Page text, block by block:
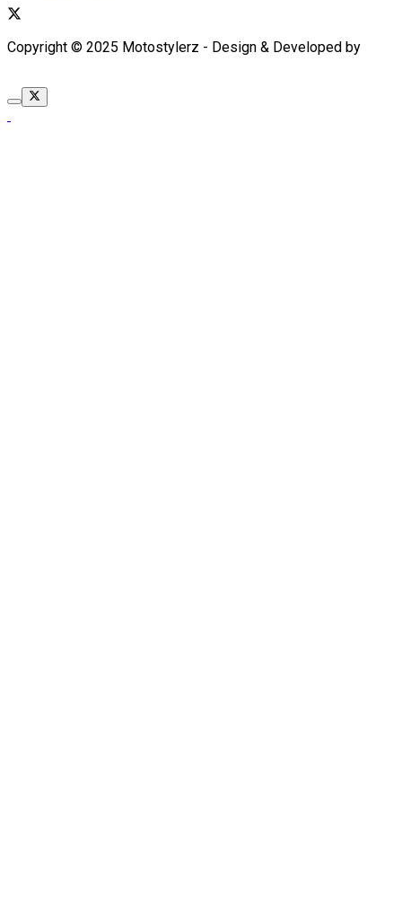
Copyright © 2025 Motostylerz - Design & Developed by